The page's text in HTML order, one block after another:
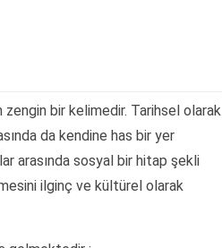
bir kelimedir. Tarihsel olarak
da kendine has bir yer
arasında sosyal bir hitap şekli
ilginç ve kültürel olarak